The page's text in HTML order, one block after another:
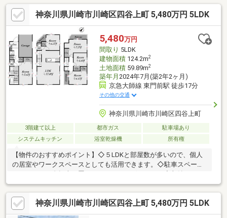
し、北西角地で日当たり良好 ・全居室省エネペアガラス・省エネ
ガス給湯器設置 ・全居室＋廊下＋床下に収納有り ・リビング窓か
らは公園の四季を感じられます。 ・充実の使用＆設備 食洗機・
浴室乾燥機付き
神奈川県川崎市川崎区四谷上町 5,480万円 5LDK
5,480万円
間取り 5LDK
建物面積124.2m2
土地面積59.89m2
築年月 2024年7月(築2年2ヶ月)
京急大師線 東門前駅 徒歩17分
その他の交通
神奈川県川崎市川崎区四谷上町
3階建て以上 都市ガス
駐車場あり
システムキッチン
浴室乾燥機 所有権
【物件のおすすめポイント】◇５LDKと部屋数が多いので、個人
の居室やワークスペースとしても活用できます。◇駐車スペー
ス豊富です！使う場所にしまえます♪◇2024年建築の築浅戸建て♪
設備も充実しています。◇17.89帖あるリビングは家族がゆったり
過ごすのに十分な広さです♪◇リビング階段なので家族の会話も
自然に増える◎◇コンビニ・スーパーも近く生活に便利な立地
神奈川県川崎市川崎区四谷上町 5,480万円 5LDK